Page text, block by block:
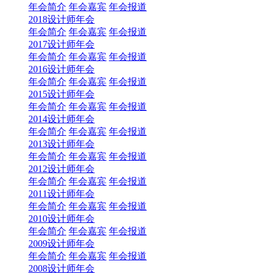
年会简介 年会嘉宾 年会报道
2018设计师年会
年会简介 年会嘉宾 年会报道
2017设计师年会
年会简介 年会嘉宾 年会报道
2016设计师年会
年会简介 年会嘉宾 年会报道
2015设计师年会
年会简介 年会嘉宾 年会报道
2014设计师年会
年会简介 年会嘉宾 年会报道
2013设计师年会
年会简介 年会嘉宾 年会报道
2012设计师年会
年会简介 年会嘉宾 年会报道
2011设计师年会
年会简介 年会嘉宾 年会报道
2010设计师年会
年会简介 年会嘉宾 年会报道
2009设计师年会
年会简介 年会嘉宾 年会报道
2008设计师年会